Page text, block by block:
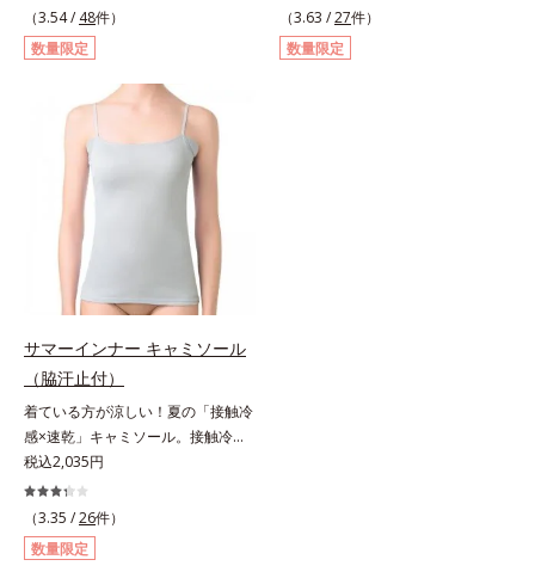
速乾」インナーです。タンクトップ
は背中が高めのハイバック設計。汗
対策万全の定番アイテムです。消臭
ワキ汗止め付き薄型で「片面撥水加
工」のワキ汗止めがしっかり汗を吸
収。アウターに汗ジミを作らせませ
ん。消臭機能付きで汗のニオイも撃
退します。高機能なのに綿100％綿
100％のやさしさと、シャリッとし
た生地感で爽快な着ごこち。よくあ
る化学繊維の夏インナーが苦手な方
にもおすすめです。
（3.54 / 48件）
数量限定
速乾」インナーです。半袖は特大サ
イズのワキ汗止め付きで、汗かきさ
んにおすすめのアイテムです。消臭
（3.63 /27件）
数量限定
サマーインナー キャミソール
（脇汗止付）
着ている方が涼しい！夏の「接触冷
感×速乾」キャミソール。接触冷感
キャミソールこれ1枚着ている方
が、断然涼しくなる！「接触冷感×
速乾」インナーです。服を選ばず使
えるキャミソールは、初めての方に
おすすめのアイテムです。消臭ワキ
税込2,035円
（3.35 /26件）
数量限定